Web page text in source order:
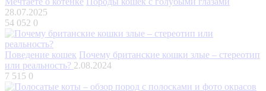
28.07.2025
54 052 0
Поведение кошек Почему британские кошки злые – стереотип
или реальность? 2.08.2024
7 515 0